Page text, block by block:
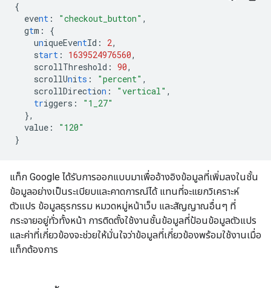
{
event : "checkout_button" ,
gtm :
{
uniqueEventId : 2,
start : 1639524976560,
scrollThreshold : 90,
scrollUnits : "percent" ,
scrollDirection : "vertical" ,
triggers :
"1_27"
},
value :
"120"
}
แท็ก Google ได้รับการออกแบบมาเพื่ออ้างอิงข้อมูลที่เพิ่มลงในชั้น
ข้อมูลอย่างเป็นระเบียบและคาดการณ์ได้ แทนที่จะแยกวิเคราะห์
ตัวแปร ข้อมูลธุรกรรม หมวดหมู่หน้าเว็บ และสัญญาณอื่นๆ ที่
กระจายอยู่ทั่วทั้งหน้า การติดตั้งใช้งานชั้นข้อมูลที่ป้อนข้อมูลตัวแปร
และค่าที่เกี่ยวข้องจะช่วยให้มั่นใจว่าข้อมูลที่เกี่ยวข้องพร้อมใช้งานเมื่อ
แท็กต้องการ